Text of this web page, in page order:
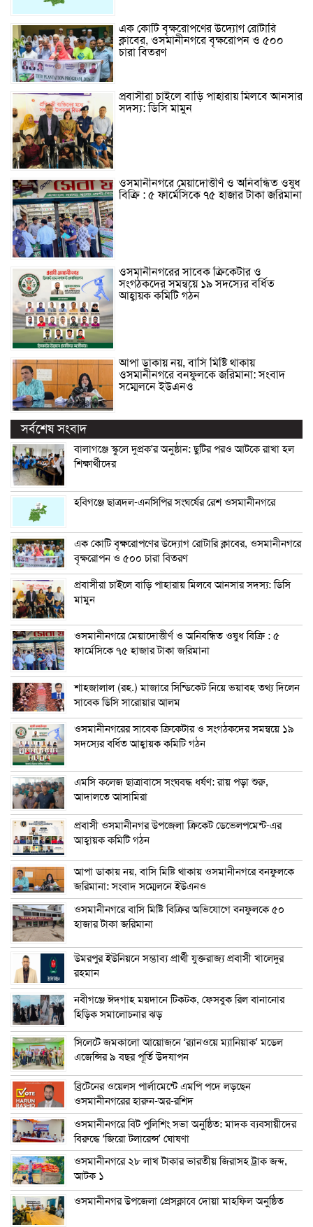
এক কোটি বৃক্ষরোপণের উদ্যোগ রোটারি
ক্লাবের, ওসমানীনগরে বৃক্ষরোপন ও ৫০০
চারা বিতরণ
প্রবাসীরা চাইলে বাড়ি পাহারায় মিলবে আনসার
সদস্য: ডিসি মামুন
ওসমানীনগরে মেয়াদোত্তীর্ণ ও অনিবন্ধিত ওষুধ
বিক্রি : ৫ ফার্মেসিকে ৭৫ হাজার টাকা জরিমানা
ওসমানীনগরের সাবেক ক্রিকেটার ও
সংগঠকদের সমন্বয়ে ১৯ সদস্যের বর্ধিত
আহ্বায়ক কমিটি গঠন
আপা ডাকায় নয়, বাসি মিষ্টি থাকায়
ওসমানীনগরে বনফুলকে জরিমানা: সংবাদ
সম্মেলনে ইউএনও
সর্বশেষ সংবাদ
বালাগঞ্জে স্কুলে দুপ্রক’র অনুষ্ঠান: ছুটির পরও আটকে রাখা হল
শিক্ষার্থীদের
হবিগঞ্জে ছাত্রদল-এনসিপির সংঘর্ষের রেশ ওসমানীনগরে
এক কোটি বৃক্ষরোপণের উদ্যোগ রোটারি ক্লাবের, ওসমানীনগরে
বৃক্ষরোপন ও ৫০০ চারা বিতরণ
প্রবাসীরা চাইলে বাড়ি পাহারায় মিলবে আনসার সদস্য: ডিসি
মামুন
ওসমানীনগরে মেয়াদোত্তীর্ণ ও অনিবন্ধিত ওষুধ বিক্রি : ৫
ফার্মেসিকে ৭৫ হাজার টাকা জরিমানা
শাহজালাল (রহ.) মাজারে সিন্ডিকেট নিয়ে ভয়াবহ তথ্য দিলেন
সাবেক ডিসি সারোয়ার আলম
ওসমানীনগরের সাবেক ক্রিকেটার ও সংগঠকদের সমন্বয়ে ১৯
সদস্যের বর্ধিত আহ্বায়ক কমিটি গঠন
এম‌সি কলেজ ছাত্রাবাসে সংঘবদ্ধ ধর্ষণ: রায় পড়া শুরু,
আদালতে আসামিরা
প্রবাসী ওসমানীনগর উপজেলা ক্রিকেট ডেভেলপমেন্ট-এর
আহ্বায়ক কমিটি গঠন
আপা ডাকায় নয়, বাসি মিষ্টি থাকায় ওসমানীনগরে বনফুলকে
জরিমানা: সংবাদ সম্মেলনে ইউএনও
ওসমানীনগরে বাসি মিষ্টি বিক্রির অভিযোগে বনফুলকে ৫০
হাজার টাকা জরিমানা
উমরপুর ইউনিয়নে সম্ভাব্য প্রার্থী যুক্তরাজ্য প্রবাসী খালেদুর
রহমান
নবীগঞ্জে ঈদগাহ ময়দানে টিকটক, ফেসবুক রিল বানানোর
হিড়িক সমালোচনার ঝড়
সিলেটে জমকালো আয়োজনে ‘র‍্যানওয়ে ম্যানিয়াক’ মডেল
এজেন্সির ৯ বছর পূর্তি উদযাপন
ব্রিটেনের ওয়েলস পার্লামেন্টে এমপি পদে লড়ছেন
ওসমানীনগরের হারুন-অর-রশিদ
ওসমানীনগরে বিট পুলিশিং সভা অনুষ্ঠিত: মাদক ব্যবসায়ীদের
বিরুদ্ধে ‘জিরো টলারেন্স’ ঘোষণা
ওসমানীনগরে ২৮ লাখ টাকার ভারতীয় জিরাসহ ট্রাক জব্দ,
আটক ১
ওসমানীনগর উপজেলা প্রেসক্লাবে দোয়া মাহফিল অনুষ্ঠিত